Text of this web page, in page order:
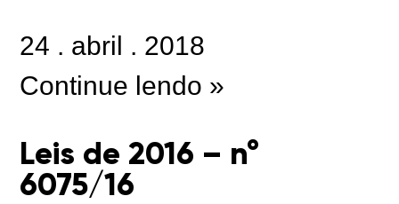
24 . abril . 2018
Continue lendo »
Leis de 2016 – n°
6075/16